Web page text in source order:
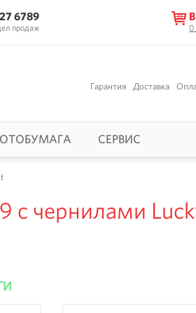
6789
продаж 0
Гарантия Доставка
СЕРВИС
с чернилами